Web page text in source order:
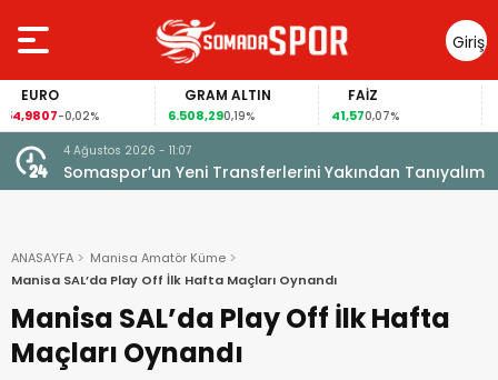
Giriş
Yap
GRAM ALTIN
6.508,29 0,19% 0,07% -
4 Ağustos 2026 - 11:07
Somaspor’un Yeni Transferlerini Yakından Tanıyalım
ANASAYFA
Manisa Amatör Küme
Manisa SAL’da Play Off İlk Hafta Maçları Oynandı
Manisa SAL’da Play Off İlk Hafta
Maçları Oynandı